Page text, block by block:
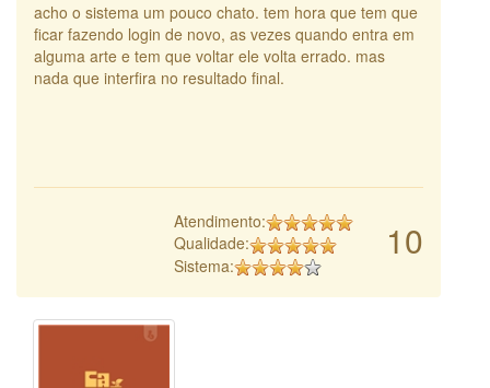
acho o sistema um pouco chato. tem hora que tem que
ficar fazendo login de novo, as vezes quando entra em
alguma arte e tem que voltar ele volta errado. mas
nada que interfira no resultado final.
10
Atendimento:
Qualidade:
Sistema: